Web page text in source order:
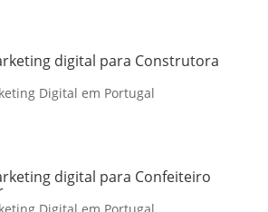
digital para Construtora
Digital em Portugal
digital para Confeiteiro